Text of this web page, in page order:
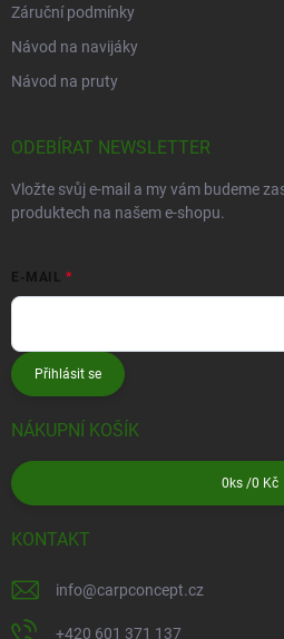
Záruční podmínky
Návod na navijáky
Návod na pruty
ODEBÍRAT NEWSLETTER
Vložte svůj e-mail a my vám budeme
produktech na našem e-shopu.
E-MAIL
Přihlásit se
NÁKUPNÍ KOŠÍK
0ks /0 Kč
KONTAKT
info@carpconcept.cz
+420 601 371 137